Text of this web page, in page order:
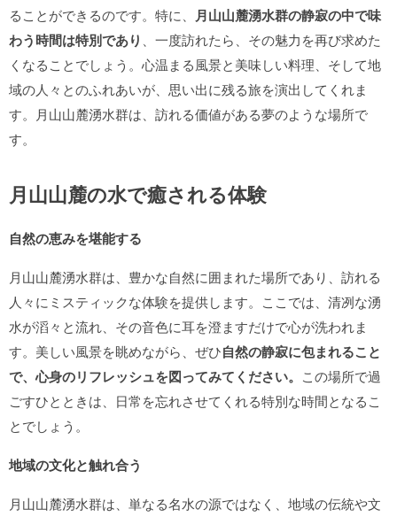
ることができるのです。特に、 月山山麓湧水群の静寂の中で味
わう時間は特別であり
、一度訪れたら、その魅力を再び求めた
くなることでしょう。心温まる風景と美味しい料理、そして地
域の人々とのふれあいが、思い出に残る旅を演出してくれま
す。月山山麓湧水群は、訪れる価値がある夢のような場所で
す。
月山山麓の水で癒される体験
自然の恵みを堪能する
月山山麓湧水群は、豊かな自然に囲まれた場所であり、訪れる
人々にミスティックな体験を提供します。ここでは、清冽な湧
水が滔々と流れ、その音色に耳を澄ますだけで心が洗われま
す。美しい風景を眺めながら、ぜひ自然の静寂に包まれること
で、心身のリフレッシュを図ってみてください。 この場所で過
ごすひとときは、日常を忘れさせてくれる特別な時間となるこ
とでしょう。
地域の文化と触れ合う
月山山麓湧水群は、単なる名水の源ではなく、地域の伝統や文